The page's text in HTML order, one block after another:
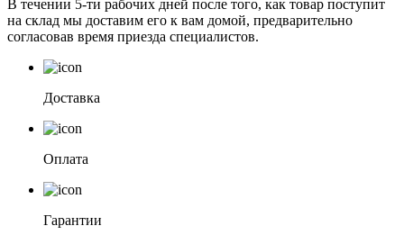
В течении 5-ти рабочих дней после того, как товар поступит
на склад мы доставим его к вам домой, предварительно
согласовав время приезда специалистов.
Доставка
Оплата
Гарантии